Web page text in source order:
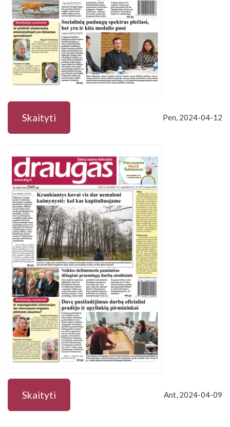
Skaityti Pen, 2024-04-12
Skaityti Ant, 2024-04-09